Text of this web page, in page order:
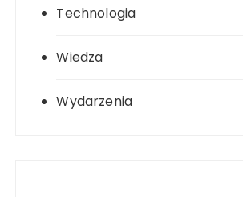
Technologia
Wiedza
Wydarzenia